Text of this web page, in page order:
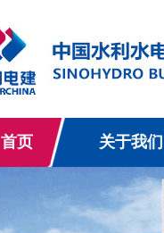
首页 关于我们